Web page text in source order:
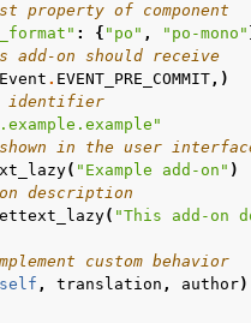
property of component
: { "po" , "po-mono"
add-on should receive
. EVENT_PRE_COMMIT,)
identifier
shown in the user
( "Example add-on" )
description
( "This add-on
custom behavior
self , translation , author)